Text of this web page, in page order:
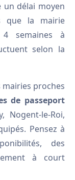
un délai moyen
que la mairie
4 semaines à
selon la
proches
de passeport
Nogent-le-Roi,
Pensez à
des
à court